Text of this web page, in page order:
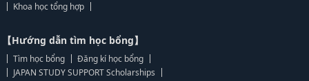
Khoa học tổng hợp
【Hướng dẫn tìm học bổng】
Tìm học bổng
Đăng kí học bổng
JAPAN STUDY SUPPORT Scholarships